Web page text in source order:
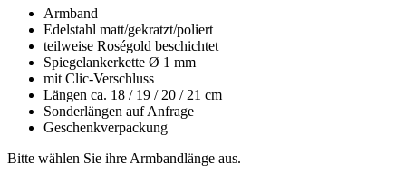
Armband
Edelstahl matt/gekratzt/poliert
teilweise Roségold beschichtet
Spiegelankerkette Ø 1 mm
mit Clic-Verschluss
Längen ca. 18 / 19 / 20 / 21 cm
Sonderlängen auf Anfrage
Geschenkverpackung
Bitte wählen Sie ihre Armbandlänge aus.